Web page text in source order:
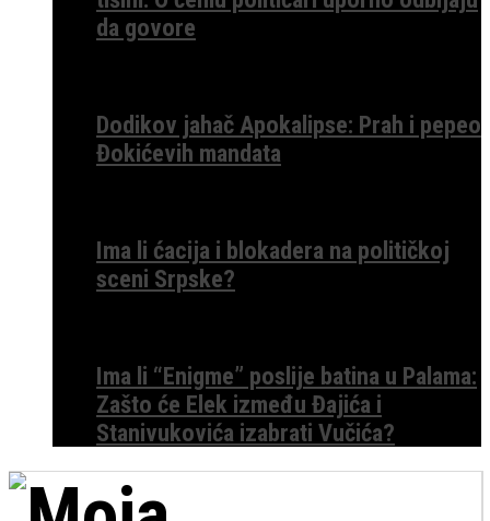
da govore
Dodikov jahač Apokalipse: Prah i pepeo
Đokićevih mandata
Ima li ćacija i blokadera na političkoj
sceni Srpske?
Ima li “Enigme” poslije batina u Palama:
Zašto će Elek između Đajića i
Stanivukovića izabrati Vučića?